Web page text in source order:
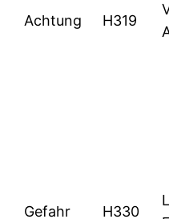
Achtung H319
Gefahr H330